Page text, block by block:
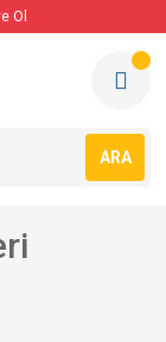
Ol
ARA